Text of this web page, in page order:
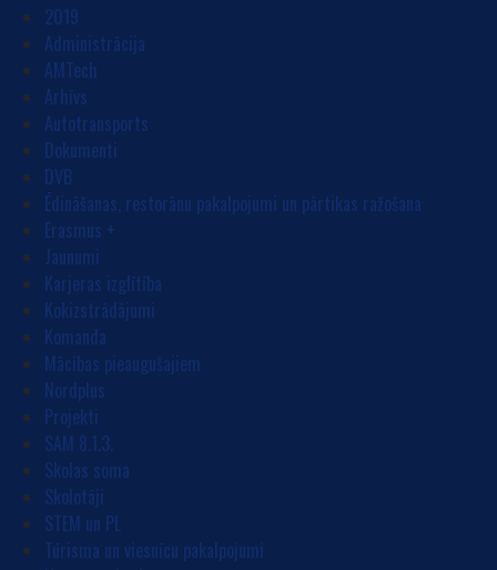
2019
Administrācija
AMTech
Arhīvs
Autotransports
Dokumenti
DVB
Ēdināšanas, restorānu pakalpojumi un pārtikas ražošana
Erasmus +
Jaunumi
Karjeras izglītība
Kokizstrādājumi
Komanda
Mācības pieaugušajiem
Nordplus
Projekti
SAM 8.1.3.
Skolas soma
Skolotāji
STEM un PL
Tūrisma un viesnīcu pakalpojumi